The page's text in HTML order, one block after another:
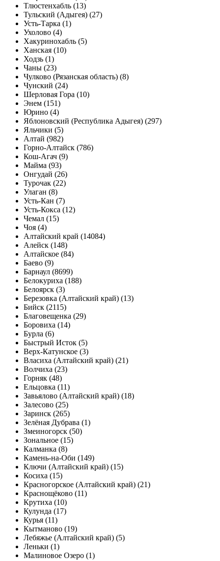
Тлюстенхабль (13)
Тульский (Адыгея) (27)
Усть-Тарка (1)
Ухолово (4)
Хакуринохабль (5)
Ханская (10)
Ходзь (1)
Чаны (23)
Чулково (Рязанская область) (8)
Чунский (24)
Шерловая Гора (10)
Энем (151)
Юрино (4)
Яблоновский (Республика Адыгея) (297)
Яльчики (5)
Алтай (982)
Горно-Алтайск (786)
Кош-Агач (9)
Майма (93)
Онгудай (26)
Турочак (22)
Улаган (8)
Усть-Кан (7)
Усть-Кокса (12)
Чемал (15)
Чоя (4)
Алтайский край (14084)
Алейск (148)
Алтайское (84)
Баево (9)
Барнаул (8699)
Белокуриха (188)
Белоярск (3)
Березовка (Алтайский край) (13)
Бийск (2115)
Благовещенка (29)
Боровиха (14)
Бурла (6)
Быстрый Исток (5)
Верх-Катунское (3)
Власиха (Алтайский край) (21)
Волчиха (23)
Горняк (48)
Ельцовка (11)
Завьялово (Алтайский край) (18)
Залесово (25)
Заринск (265)
Зелёная Дубрава (1)
Змеиногорск (50)
Зональное (15)
Калманка (8)
Камень-на-Оби (149)
Ключи (Алтайский край) (15)
Косиха (15)
Красногорское (Алтайский край) (21)
Краснощёково (11)
Крутиха (10)
Кулунда (17)
Курья (11)
Кытманово (19)
Лебяжье (Алтайский край) (5)
Леньки (1)
Малиновое Озеро (1)